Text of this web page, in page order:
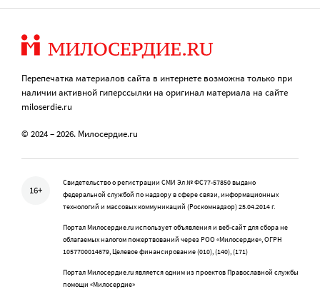
Перепечатка материалов сайта в интернете возможна только при
наличии активной гиперссылки на оригинал материала на сайте
miloserdie.ru
© 2024 – 2026. Милосердие.ru
16+
Свидетельство о регистрации СМИ Эл № ФС77-57850 выдано
федеральной службой по надзору в сфере связи, информационных
технологий и массовых коммуникаций (Роскомнадзор) 25.04.2014 г.
Портал Милосердие.ru использует объявления и веб-сайт для сбора не
облагаемых налогом пожертвований через РОО «Милосердие», ОГРН
1057700014679, Целевое финансирование (010), (140), (171)
Портал Милосердие.ru является одним из проектов Православной службы
помощи «Милосердие»